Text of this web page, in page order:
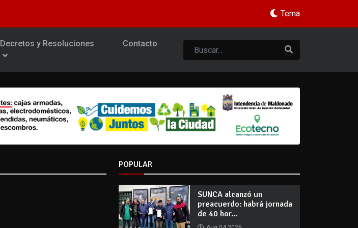
Tema
Decretos y Resoluciones Contacto
POPULAR
SUNCA alcanzó un
preacuerdo: habrá jornada
de 40 hor...